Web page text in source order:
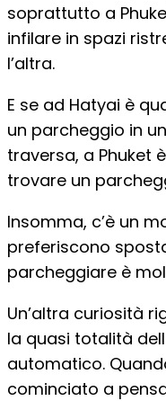
soprattutto a
infilare in spazi
l’altra.
E se ad Hatyai è
un parcheggio in
traversa, a Phuket
trovare un
Insomma, c’è un
preferiscono
parcheggiare è
Un’altra curiosità
la quasi totalità
automatico.
cominciato a